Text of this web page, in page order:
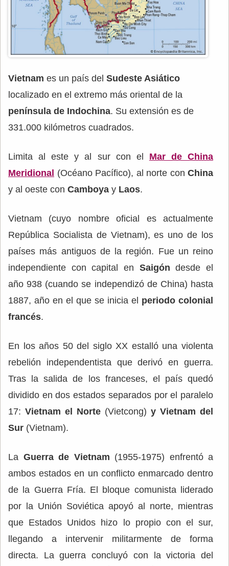
Vietnam es un país del Sudeste Asiático
localizado en el extremo más oriental de la
península de Indochina. Su extensión es de
331.000 kilómetros cuadrados.
Limita al este y al sur con el Mar de China
Meridional (Océano Pacífico), al norte con China
y al oeste con Camboya y Laos.
Vietnam (cuyo nombre oficial es actualmente
República Socialista de Vietnam), es uno de los
países más antiguos de la región. Fue un reino
independiente con capital en Saigón desde el
año 938 (cuando se independizó de China) hasta
1887, año en el que se inicia el periodo colonial
francés.
En los años 50 del siglo XX estalló una violenta
rebelión independentista que derivó en guerra.
Tras la salida de los franceses, el país quedó
dividido en dos estados separados por el paralelo
17: Vietnam el Norte (Vietcong) y Vietnam del
Sur (Vietnam).
La Guerra de Vietnam (1955-1975) enfrentó a
ambos estados en un conflicto enmarcado dentro
de la Guerra Fría. El bloque comunista liderado
por la Unión Soviética apoyó al norte, mientras
que Estados Unidos hizo lo propio con el sur,
llegando a intervenir militarmente de forma
directa. La guerra concluyó con la victoria del